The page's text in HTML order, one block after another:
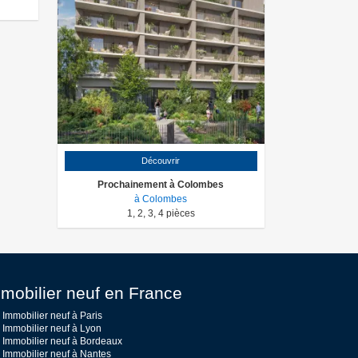
Découvrir
Prochainement à Colombes
à Colombes
1
2 3 4 pièces
neuf en France
Immobilier neuf à Paris
Immobilier neuf à Lyon
Immobilier neuf à Bordeaux
Immobilier neuf à Nantes